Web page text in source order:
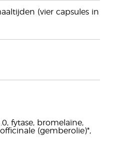
(vier capsules in
fytase, bromelaïne,
(gemberolie)*,